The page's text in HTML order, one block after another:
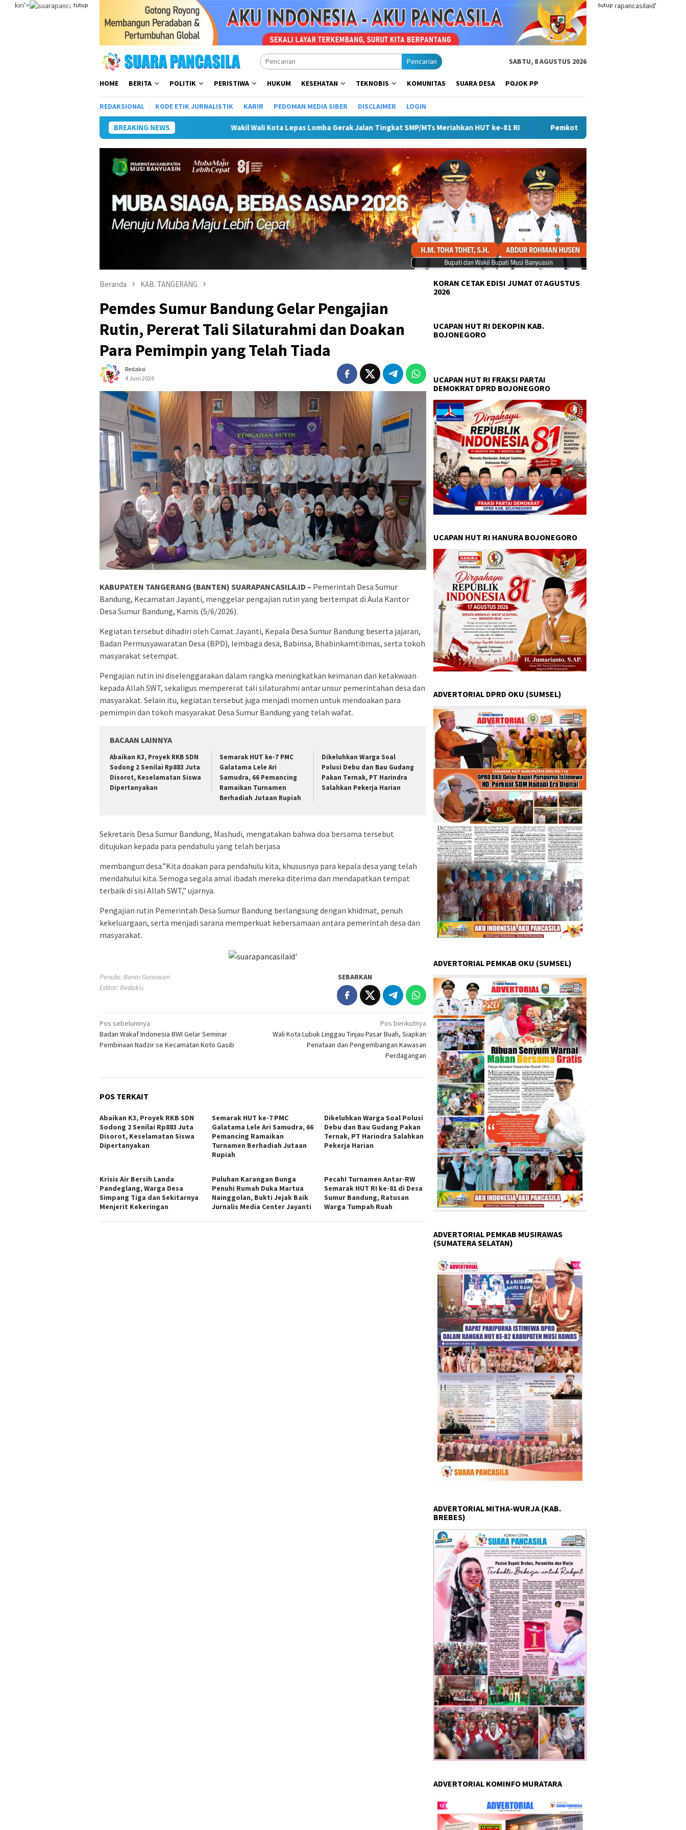
Loncat
tutup
kiri'> tutup
Pencarian SABTU, 8 AGUSTUS 2026
HOME BERITA POLITIK PERISTIWA HUKUM KESEHATAN TEKNOBIS KOMUNITAS SUARA DESA POJOK PP
REDAKSIONAL KODE ETIK JURNALISTIK KARIR PEDOMAN MEDIA SIBER DISCLAIMER LOGIN
BREAKING NEWSWakil Wali Kota Lepas Lomba Gerak Jalan Tingkat SMP/MTs Meriahkan HUT ke-81 RI Pemkot Lubuk Linggau Sosialisasikan Tanda Tangan
Beranda KAB. TANGERANG
Pemdes Sumur Bandung Gelar Pengajian
Rutin, Pererat Tali Silaturahmi dan Doakan
Para Pemimpin yang Telah Tiada
Redaksi
4 Juni 2026
KABUPATEN TANGERANG (BANTEN) SUARAPANCASILA.ID – Pemerintah Desa Sumur
Bandung, Kecamatan Jayanti, menggelar pengajian rutin yang bertempat di Aula Kantor
Desa Sumur Bandung, Kamis (5/6/2026).
Kegiatan tersebut dihadiri oleh Camat Jayanti, Kepala Desa Sumur Bandung beserta jajaran,
Badan Permusyawaratan Desa (BPD), lembaga desa, Babinsa, Bhabinkamtibmas, serta tokoh
masyarakat setempat.
Pengajian rutin ini diselenggarakan dalam rangka meningkatkan keimanan dan ketakwaan
kepada Allah SWT, sekaligus mempererat tali silaturahmi antar unsur pemerintahan desa dan
masyarakat. Selain itu, kegiatan tersebut juga menjadi momen untuk mendoakan para
pemimpin dan tokoh masyarakat Desa Sumur Bandung yang telah wafat.
BACAAN LAINNYA
Abaikan K3, Proyek RKB SDN
Sodong 2 Senilai Rp883 Juta
Disorot, Keselamatan Siswa
Dipertanyakan
Semarak HUT ke-7 PMC
Galatama Lele Ari
Samudra, 66 Pemancing
Ramaikan Turnamen
Berhadiah Jutaan Rupiah
Dikeluhkan Warga Soal
Polusi Debu dan Bau Gudang
Pakan Ternak, PT Harindra
Salahkan Pekerja Harian
Sekretaris Desa Sumur Bandung, Mashudi, mengatakan bahwa doa bersama tersebut
ditujukan kepada para pendahulu yang telah berjasa
membangun desa.”Kita doakan para pendahulu kita, khususnya para kepala desa yang telah
mendahului kita. Semoga segala amal ibadah mereka diterima dan mendapatkan tempat
terbaik di sisi Allah SWT,” ujarnya.
Pengajian rutin Pemerintah Desa Sumur Bandung berlangsung dengan khidmat, penuh
kekeluargaan, serta menjadi sarana memperkuat kebersamaan antara pemerintah desa dan
masyarakat.
Penulis: Bonai Gunawan
Editor: Redaksi
SEBARKAN
Navigasi
pos
Pos sebelumnya
Badan Wakaf Indonesia BWI Gelar Seminar
Pembinaan Nadzir se Kecamatan Koto Gasib
Pos berikutnya
Wali Kota Lubuk Linggau Tinjau Pasar Buah, Siapkan
Penataan dan Pengembangan Kawasan
Perdagangan
POS TERKAIT
Abaikan K3, Proyek RKB SDN
Sodong 2 Senilai Rp883 Juta
Disorot, Keselamatan Siswa
Dipertanyakan
Semarak HUT ke-7 PMC
Galatama Lele Ari Samudra, 66
Pemancing Ramaikan
Turnamen Berhadiah Jutaan
Rupiah
Dikeluhkan Warga Soal Polusi
Debu dan Bau Gudang Pakan
Ternak, PT Harindra Salahkan
Pekerja Harian
Krisis Air Bersih Landa
Pandeglang, Warga Desa
Simpang Tiga dan Sekitarnya
Menjerit Kekeringan
Puluhan Karangan Bunga
Penuhi Rumah Duka Martua
Nainggolan, Bukti Jejak Baik
Jurnalis Media Center Jayanti
Pecah! Turnamen Antar-RW
Semarak HUT RI ke-81 di Desa
Sumur Bandung, Ratusan
Warga Tumpah Ruah
KORAN CETAK EDISI JUMAT 07 AGUSTUS
2026
UCAPAN HUT RI DEKOPIN KAB.
BOJONEGORO
UCAPAN HUT RI FRAKSI PARTAI
DEMOKRAT DPRD BOJONEGORO
UCAPAN HUT RI HANURA BOJONEGORO
ADVERTORIAL DPRD OKU (SUMSEL)
ADVERTORIAL PEMKAB OKU (SUMSEL)
ADVERTORIAL PEMKAB MUSIRAWAS
(SUMATERA SELATAN)
ADVERTORIAL MITHA-WURJA (KAB.
BREBES)
ADVERTORIAL KOMINFO MURATARA